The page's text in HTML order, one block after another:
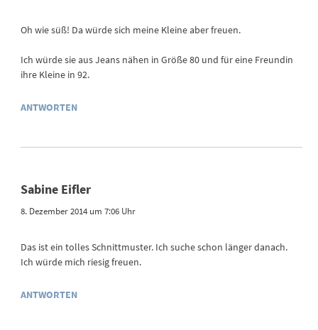
Oh wie süß! Da würde sich meine Kleine aber freuen.
Ich würde sie aus Jeans nähen in Größe 80 und für eine Freundin
ihre Kleine in 92.
ANTWORTEN
Sabine Eifler
8. Dezember 2014 um 7:06 Uhr
Das ist ein tolles Schnittmuster. Ich suche schon länger danach.
Ich würde mich riesig freuen.
ANTWORTEN